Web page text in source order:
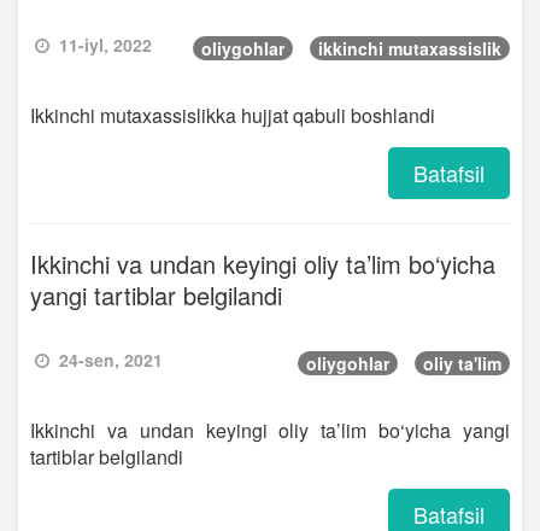
11-iyl, 2022 oliygohlar ikkinchi mutaxassislik
Ikkinchi mutaxassislikka hujjat qabuli boshlandi
Batafsil
Ikkinchi va undan keyingi oliy ta’lim bo‘yicha
yangi tartiblar belgilandi
24-sen, 2021 oliygohlar oliy ta'lim
Ikkinchi va undan keyingi oliy ta’lim bo‘yicha yangi
tartiblar belgilandi
Batafsil